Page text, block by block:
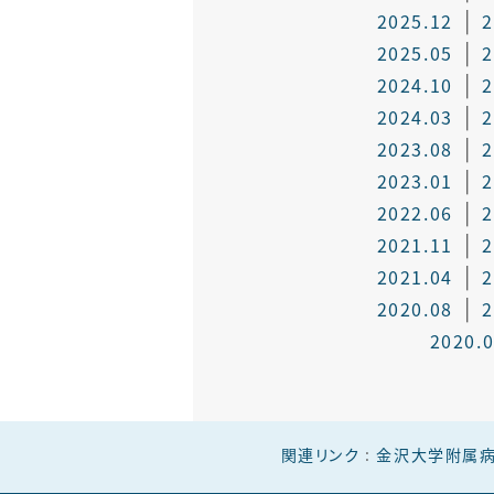
2025.12
2025.05
2024.10
2024.03
2023.08
2023.01
2022.06
2021.11
2021.04
2020.08
関連リンク :金沢大学附属